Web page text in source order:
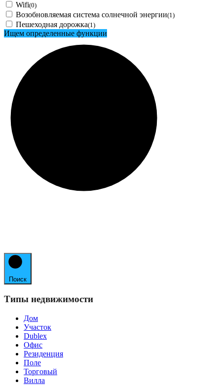
Wifi(0)
Возобновляемая система солнечной энергии(1)
Пешеходная дорожка(1)
Ищем определенные функции
Поиск
Типы недвижимости
Дом
Участок
Dublex
Офис
Резиденция
Поле
Торговый
Вилла